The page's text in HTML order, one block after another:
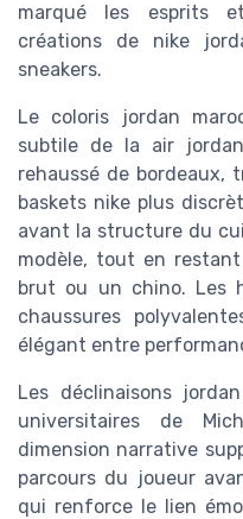
marqué les esprits
créations de nike
sneakers.
Le coloris jordan
subtile de la air
rehaussé de bordeaux,
baskets nike plus
avant la structure du
modèle, tout en
brut ou un chino. Les
chaussures
élégant entre
Les déclinaisons
universitaires de
dimension narrative
parcours du joueur
qui renforce le lien